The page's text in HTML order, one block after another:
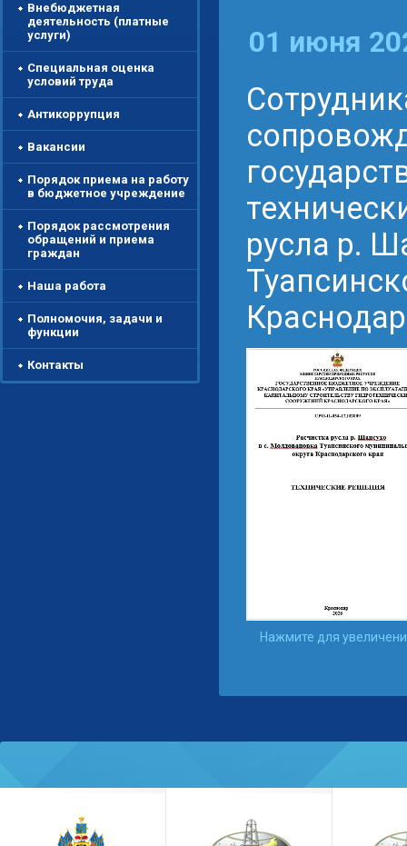
Внебюджетная
деятельность (платные
услуги)
Специальная оценка
условий труда
Антикоррупция
Вакансии
Порядок приема на работу
в бюджетное учреждение
Порядок рассмотрения
обращений и приема
граждан
Наша работа
Полномочия, задачи и
функции
Контакты
01 июня
русла р.
Нажмите для